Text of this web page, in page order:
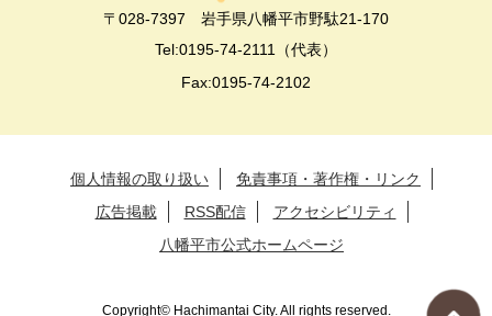
〒028-7397 岩手県八幡平市野駄21-170
Tel:0195-74-2111（代表）
Fax:0195-74-2102
個人情報の取り扱い
免責事項・著作権・リンク
広告掲載
RSS配信
アクセシビリティ
八幡平市公式ホームページ
Copyright© Hachimantai City. All rights reserved.